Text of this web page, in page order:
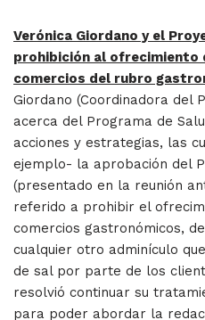
Verónica Giordano y el
prohibición al ofrecimiento
comercios del rubro
Giordano (Coordinadora del
acerca del Programa de
acciones y estrategias, las
ejemplo- la aprobación del
(presentado en la reunión
referido a prohibir el
comercios gastronómicos,
cualquier otro adminículo
de sal por parte de los
resolvió continuar su
para poder abordar la